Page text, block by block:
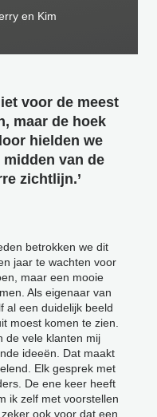
en Kim
voor de meest
maar de hoek
hielden we
van de
zichtlijn.’
betrokken we dit
jaar te wachten voor
maar een mooie
Als eigenaar van
al een duidelijk beeld
moest komen te zien.
de vele klanten mij
ideeën. Dat maakt
Elk gesprek met
De ene keer heeft
ik zelf met voorstellen
ook voor dat een